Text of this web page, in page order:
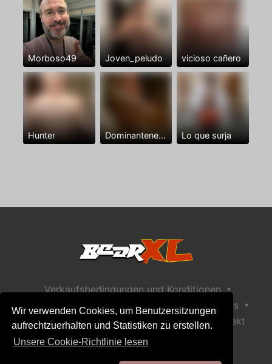
Wir verwenden Cookies, um Benutzersitzungen
aufrechtzuerhalten und Statistiken zu erstellen.
Unsere Cookie-Richtlinie lesen
Morboso49 Joven_peludo vicioso cañero
Hunter Dominantenegro ya Lo que surja
Verkaufsbedingungen und Konditionen •
Datenschutzerklärung Richtlinie zu Cookies •
Richtlinie zur Kindersicherheit Hilfe / Kontakt